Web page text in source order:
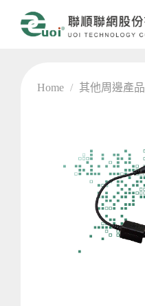
Home / 其他周邊產品